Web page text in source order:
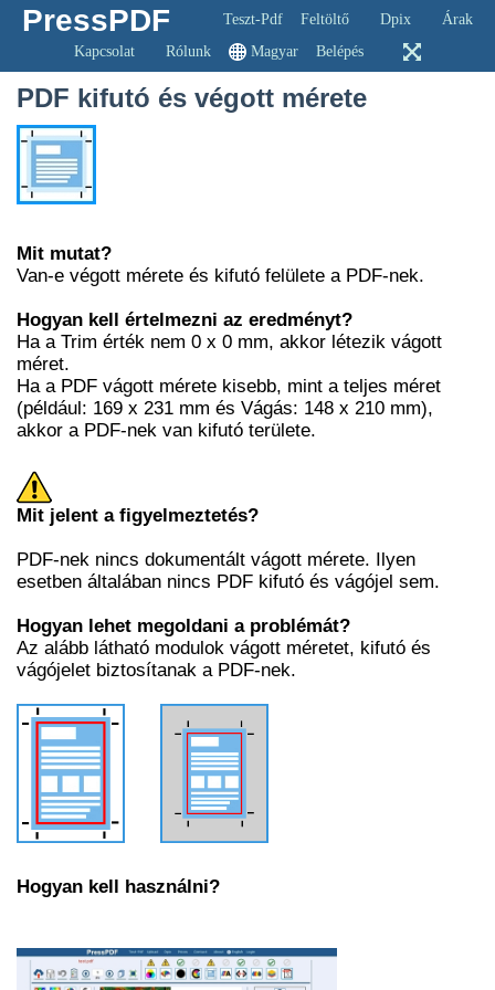
PressPDF Teszt-Pdf Feltöltő Dpix
Árak
Kapcsolat
Rólunk Magyar Belépés
PDF kifutó és végott mérete
Mit mutat?
Van-e végott mérete és kifutó felülete a PDF-nek.
Hogyan kell értelmezni az eredményt?
Ha a Trim érték nem 0 x 0 mm, akkor létezik vágott
méret.
Ha a PDF vágott mérete kisebb, mint a teljes méret
(például: 169 x 231 mm és Vágás: 148 x 210 mm),
akkor a PDF-nek van kifutó területe.
Mit jelent a figyelmeztetés?
PDF-nek nincs dokumentált vágott mérete. Ilyen
esetben általában nincs PDF kifutó és vágójel sem.
Hogyan lehet megoldani a problémát?
Az alább látható modulok vágott méretet, kifutó és
vágójelet biztosítanak a PDF-nek.
Hogyan kell használni?